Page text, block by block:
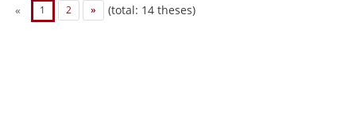
« 1 2 » (total: 14 theses)